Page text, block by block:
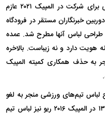
کاروان تیم ملی ایران در حالی برای شرکت در المپیک ۲۰۲۱ عازم
خبرنگاران مستقر در فرودگاه
طراحی لباس آنها مطرح شد. عمده
هویت دارد و نه زیباست. بالاخره
به حذف همکاری کمیته المپیک
لباس تیم‌های ورزشی منجر به لغو
قراداد با طراحان لباس می‌شود. سال ۱۳۹۵ در المپیک ۲۰۱۶ ریو نیز لباس تیم